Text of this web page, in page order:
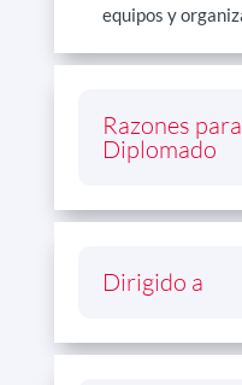
equipos y
Razones
Diplomado
Dirigido a